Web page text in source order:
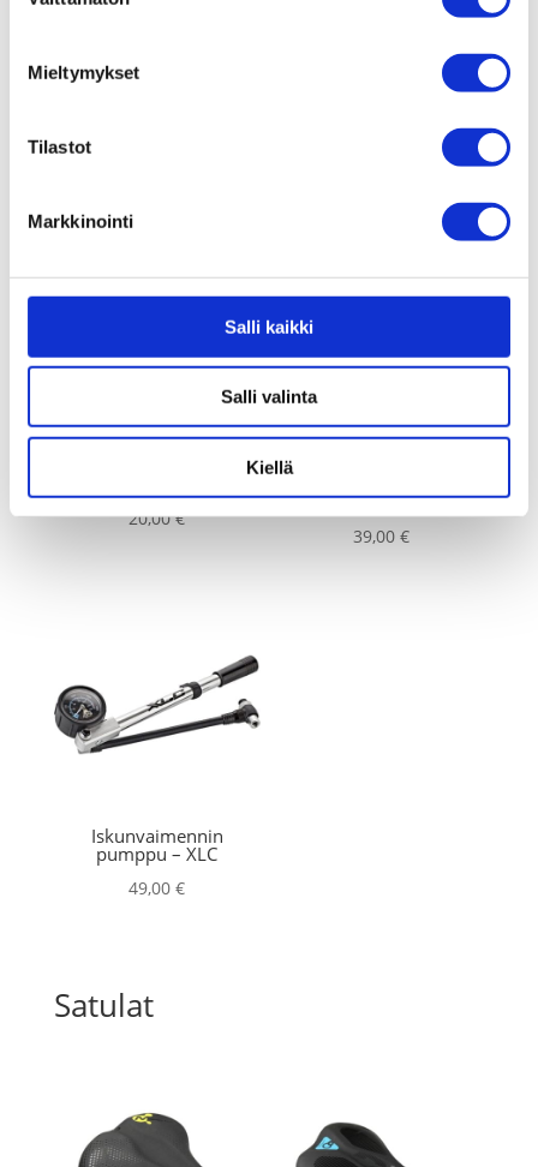
Mieltymykset
Tilastot
Markkinointi
Salli kaikki
Salli valinta
Kiellä
59,00
20,00€
ilmanpainemittari – SKS
39,00 €
Iskunvaimennin
pumppu – XLC
49,00€
Satulat